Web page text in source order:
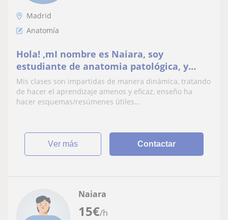
Madrid
Anatomía
Hola! ,mI nombre es Naiara, soy
estudiante de anatomia patológica, y
estoy interesada en ayudarte con lo que
necesites
Mis clases son impartidas de manera dinámica, tratando
de hacer el aprendizaje amenos y eficaz, enseño ha
hacer esquemas/resúmenes útiles...
ver más Contactar
15€/h
Naiara